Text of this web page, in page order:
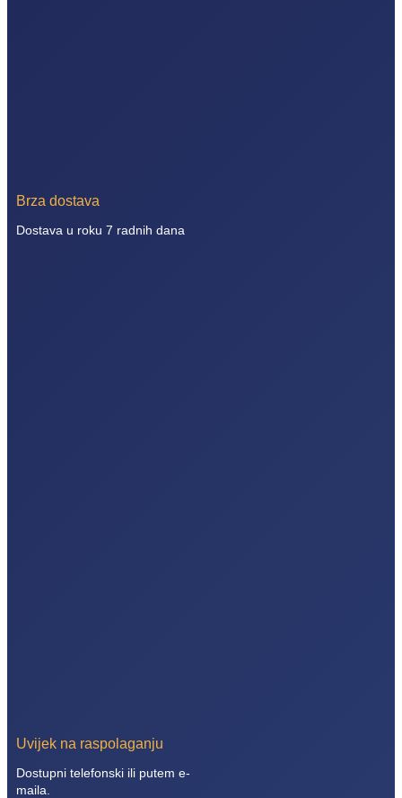
Brza dostava
Dostava u roku 7 radnih dana
Uvijek na raspolaganju
Dostupni telefonski ili putem e-
maila.